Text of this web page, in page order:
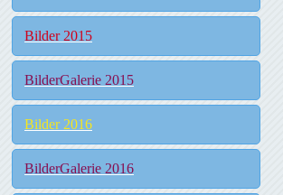
Bilder 2015
BilderGalerie 2015
Bilder 2016
BilderGalerie 2016